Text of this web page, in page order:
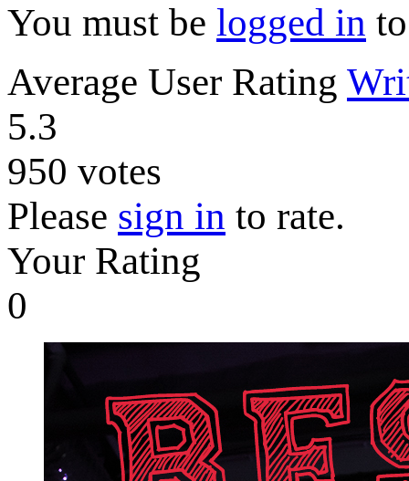
You must be logged in
Average User Rating
5.3
950 votes
Please sign in to rate.
Your Rating
0